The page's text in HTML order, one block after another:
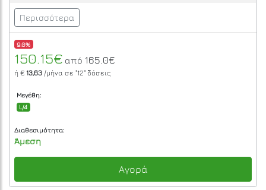
Περισσότερα
9.0%
150.15€ από 165.0€
ή € 13,63 /μήνα σε "12" δόσεις
Μεγέθη:
L/4
Διαθεσιμότητα:
Άμεση
Αγορά